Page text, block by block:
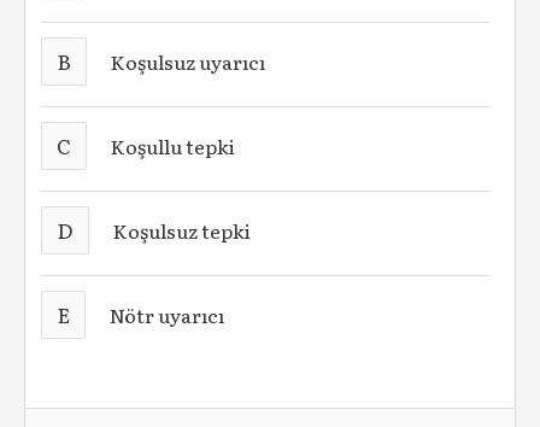
B Koşulsuz uyarıcı
C Koşullu tepki
D Koşulsuz tepki
E Nötr uyarıcı